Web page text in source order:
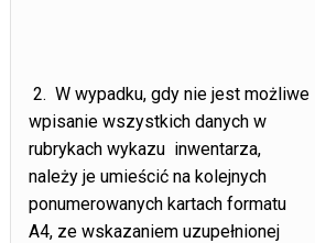
2. W wypadku, gdy nie jest możliwe
wpisanie wszystkich danych w
rubrykach wykazu inwentarza,
należy je umieścić na kolejnych
ponumerowanych kartach formatu
A4, ze wskazaniem uzupełnionej